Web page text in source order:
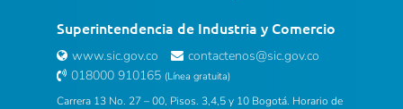
Superintendencia de Industria y Comercio
www.sic.gov.co
contactenos@sic.gov.co
018000 910165 (Línea gratuita)
Carrera 13 No. 27 – 00, Pisos. 3,4,5 y 10 Bogotá. Horario de